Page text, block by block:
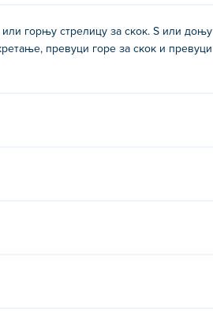
горњу стрелицу за скок. S или доњу
превуци горе за скок и превуци